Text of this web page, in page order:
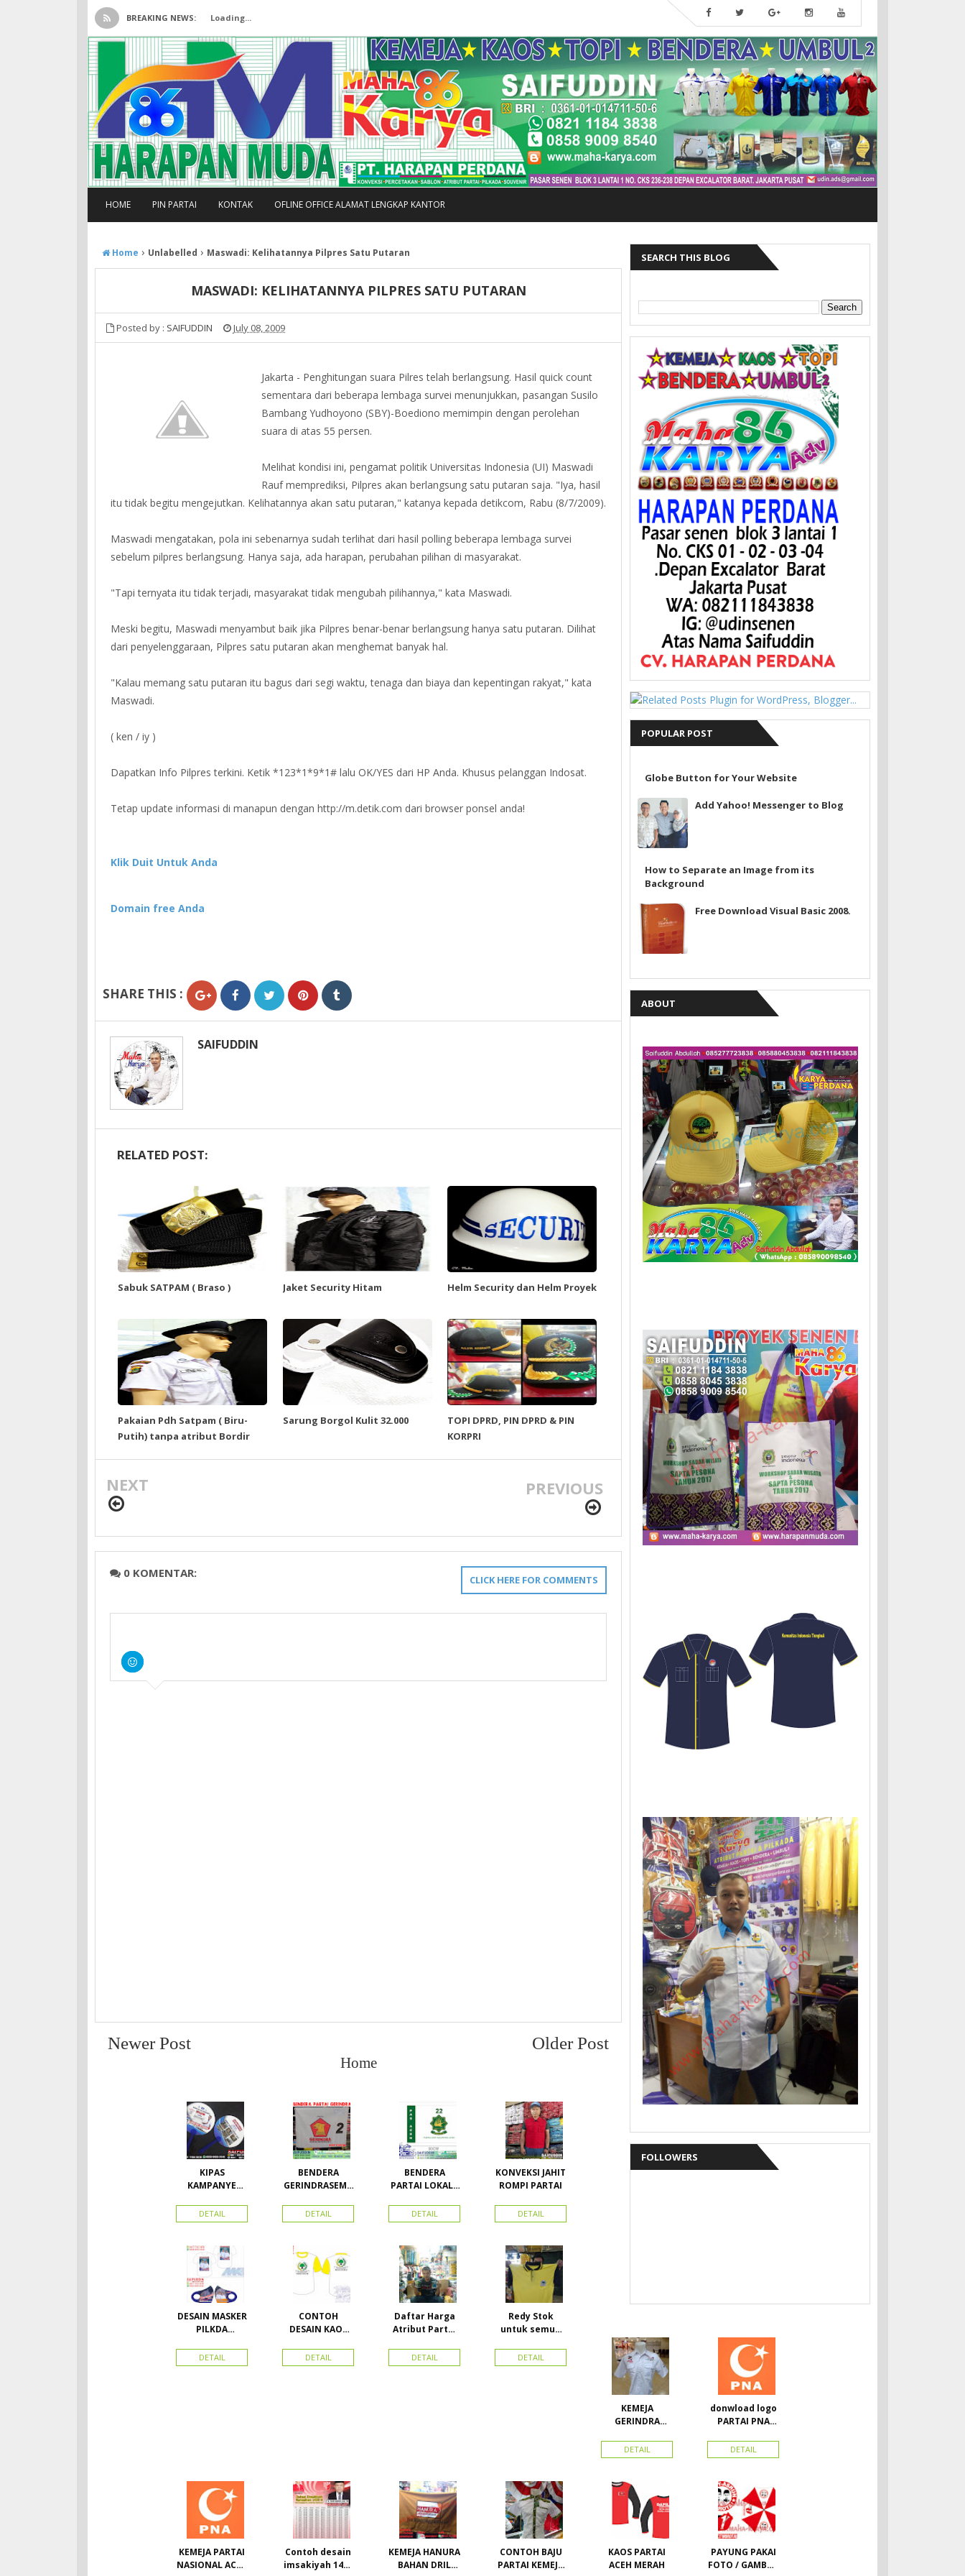
BREAKING NEWS: Loading...
HOME PIN PARTAI KONTAK OFLINE OFFICE ALAMAT LENGKAP KANTOR
Home › Unlabelled › Maswadi: Kelihatannya Pilpres Satu Putaran
MASWADI: KELIHATANNYA PILPRES SATU PUTARAN
Posted by : SAIFUDDIN July 08, 2009
Jakarta - Penghitungan suara Pilres telah berlangsung. Hasil quick count
sementara dari beberapa lembaga survei menunjukkan, pasangan Susilo
Bambang Yudhoyono (SBY)-Boediono memimpin dengan perolehan
suara di atas 55 persen.
Melihat kondisi ini, pengamat politik Universitas Indonesia (UI) Maswadi
Rauf memprediksi, Pilpres akan berlangsung satu putaran saja. "Iya, hasil
itu tidak begitu mengejutkan. Kelihatannya akan satu putaran," katanya kepada detikcom, Rabu (8/7/2009).
Maswadi mengatakan, pola ini sebenarnya sudah terlihat dari hasil polling beberapa lembaga survei
sebelum pilpres berlangsung. Hanya saja, ada harapan, perubahan pilihan di masyarakat.
"Tapi ternyata itu tidak terjadi, masyarakat tidak mengubah pilihannya," kata Maswadi.
Meski begitu, Maswadi menyambut baik jika Pilpres benar-benar berlangsung hanya satu putaran. Dilihat
dari penyelenggaraan, Pilpres satu putaran akan menghemat banyak hal.
"Kalau memang satu putaran itu bagus dari segi waktu, tenaga dan biaya dan kepentingan rakyat," kata
Maswadi.
( ken / iy )
Dapatkan Info Pilpres terkini. Ketik *123*1*9*1# lalu OK/YES dari HP Anda. Khusus pelanggan Indosat.
Tetap update informasi di manapun dengan http://m.detik.com dari browser ponsel anda!
Klik Duit Untuk Anda
Domain free Anda
SHARE THIS :
SAIFUDDIN
RELATED POST:
Sabuk SATPAM ( Braso ) Jaket Security Hitam Helm Security dan Helm Proyek
Pakaian Pdh Satpam ( Biru-
Putih) tanpa atribut Bordir
Sarung Borgol Kulit 32.000
TOPI DPRD, PIN DPRD & PIN
KORPRI
NEXT PREVIOUS
CLICK HERE FOR COMMENTS
0 KOMENTAR:
Newer Post Older Post
Home
SEARCH THIS BLOG
POPULAR POST
Globe Button for Your Website
Add Yahoo! Messenger to Blog
How to Separate an Image from its
Background
Free Download Visual Basic 2008.
ABOUT
FOLLOWERS
KIPAS
KAMPANYE
DETAIL
BENDERA
GERINDRASEMU
DETAIL
BENDERA
PARTAI LOKAL /
ACEH
DETAIL
KONVEKSI JAHIT
ROMPI PARTAI
DETAIL
DESAIN MASKER
PILKDA
Calon Bupati &
Wakil Bupati
DETAIL
CONTOH
DESAIN KAOS
BAHAN PE
DOUBLE
DETAIL
Daftar Harga
Atribut Partai
Toko Maha
Karya Online
DETAIL
Redy Stok
untuk semua
Kerah Bahan PE
Dobel Rp.
DETAIL
KEMEJA
GERINDRA
BORDIR DAN
TOPI BAHAN
DETAIL
donwload logo
PARTAI PNA
nasional aceh)
Vector
DETAIL
KEMEJA PARTAI
NASIONAL ACEH
Contoh desain
imsakiyah 1434
KEMEJA HANURA
BAHAN DRIL
CONTOH BAJU
PARTAI KEMEJA
KAOS PARTAI
ACEH MERAH
PAYUNG PAKAI
FOTO / GAMBAR